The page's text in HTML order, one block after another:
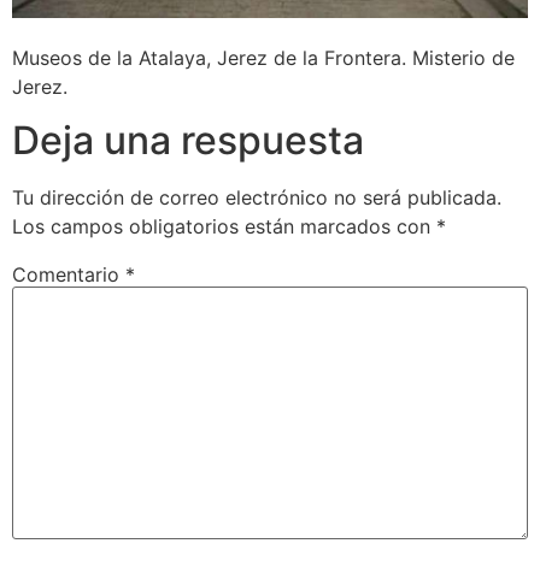
Museos de la Atalaya, Jerez de la Frontera. Misterio de
Jerez.
Deja una respuesta
Tu dirección de correo electrónico no será publicada.
Los campos obligatorios están marcados con *
Comentario *